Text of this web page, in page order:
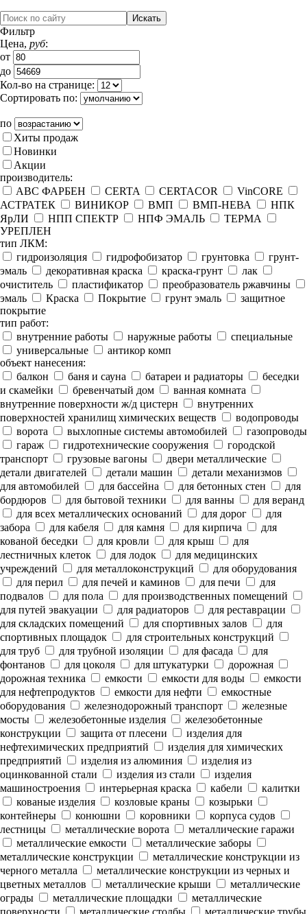
Фильтр
Цена, руб:
от
до
Кол-во на странице:
Сортировать по:
по
Хиты продаж
Новинки
Акции
производитель:
ABC ФАРБЕН
CERTA CERTACOR
VinCORE
АСТРАТЕК
ВИНИКОР ВМП ВМП-НЕВА
НПК
ЯрЛИ
НПП СПЕКТР НПФ ЭМАЛЬ
ТЕРМА
УРЕПЛЕН
тип ЛКМ:
гидроизоляция
гидрофобизатор грунтовка
грунт-
эмаль
декоративная краска краска-грунт
лак
очиститель
пластификатор
преобразователь ржавчины
эмаль
Краска Покрытие грунт эмаль
защитное
покрытие
тип работ:
внутренние работы
наружные работы
специальные
универсальные
антикор комп
объект нанесения:
балкон
баня и сауна батареи и радиаторы
беседки
и скамейки
бревенчатый дом
ванная комната
внутренние поверхности ж/д цистерн
внутренних
поверхностей хранилищ химических веществ
водопроводы
ворота
выхлопные системы автомобилей
газопроводы
гараж
гидротехнические сооружения
городской
транспорт
грузовые вагоны
двери металлические
детали двигателей
детали машин
детали механизмов
для автомобилей
для бассейна для бетонных стен
для
бордюров
для бытовой техники для ванны
для веранд
для всех металлических оснований
для дорог
для
забора
для кабеля для камня для кирпича
для
кованой беседки
для кровли для крыш
для
лестничных клеток
для лодок
для медицинских
учреждений
для металлоконструкций
для оборудования
для перил
для печей и каминов для печи
для
подвалов
для пола
для производственных помещений
для путей эвакуации
для радиаторов
для реставрации
для складских помещений
для спортивных залов
для
спортивных площадок
для строительных конструкций
для труб
для трубной изоляции для фасада
для
фонтанов
для цоколя для штукатурки
дорожная
дорожная техника
емкости емкости для воды
емкости
для нефтепродуктов
емкости для нефти
емкостные
оборудования
железнодорожный транспорт
железные
мосты
железобетонные изделия
железобетонные
конструкции
защита от плесени
изделия для
нефтехимических предприятий
изделия для химических
предприятий
изделия из алюминия
изделия из
оцинкованной стали
изделия из стали
изделия
машиностроения
интерьерная краска кабели
калитки
кованые изделия
козловые краны
козырьки
контейнеры
конюшни коровники
корпуса судов
лестницы
металлические ворота
металлические гаражи
металлические емкости
металлические заборы
металлические конструкции
металлические конструкции из
черного металла
металлические конструкции из черных и
цветных металлов
металлические крыши
металлические
ограды
металлические площадки
металлические
поверхности
металлические столбы металлические трубы